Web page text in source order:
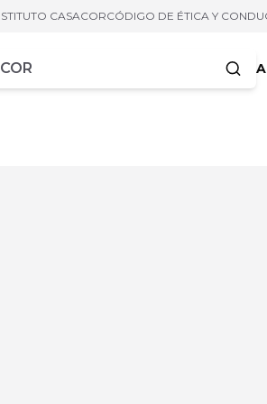
CASACORCÓDIGO DE ÉTICA Y